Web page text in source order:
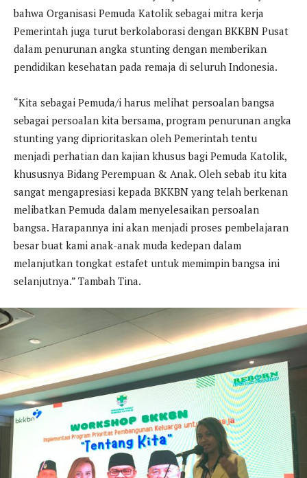
bahwa Organisasi Pemuda Katolik sebagai mitra kerja
Pemerintah juga turut berkolaborasi dengan BKKBN Pusat
dalam penurunan angka stunting dengan memberikan
pendidikan kesehatan pada remaja di seluruh Indonesia.
“Kita sebagai Pemuda/i harus melihat persoalan bangsa
sebagai persoalan kita bersama, program penurunan angka
stunting yang diprioritaskan oleh Pemerintah tentu
menjadi perhatian dan kajian khusus bagi Pemuda Katolik,
khususnya Bidang Perempuan & Anak. Oleh sebab itu kita
sangat mengapresiasi kepada BKKBN yang telah berkenan
melibatkan Pemuda dalam menyelesaikan persoalan
bangsa. Harapannya ini akan menjadi proses pembelajaran
besar buat kami anak-anak muda kedepan dalam
melanjutkan tongkat estafet untuk memimpin bangsa ini
selanjutnya.” Tambah Tina.